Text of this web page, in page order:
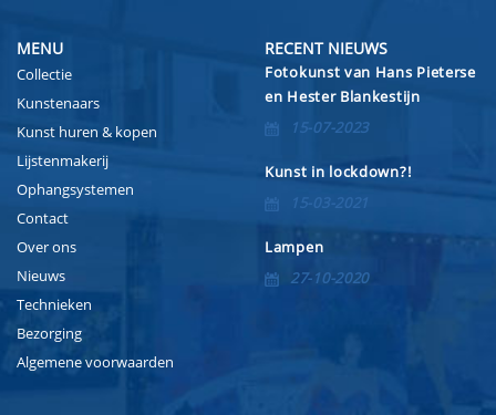
MENU
Collectie
Kunstenaars
Kunst huren & kopen
Lijstenmakerij
Ophangsystemen
Contact
Over ons
Nieuws
Technieken
Bezorging
Algemene voorwaarden
RECENT NIEUWS
Fotokunst van Hans Pieterse
en Hester Blankestijn
15-07-2023
Kunst in lockdown?!
15-03-2021
Lampen
27-10-2020